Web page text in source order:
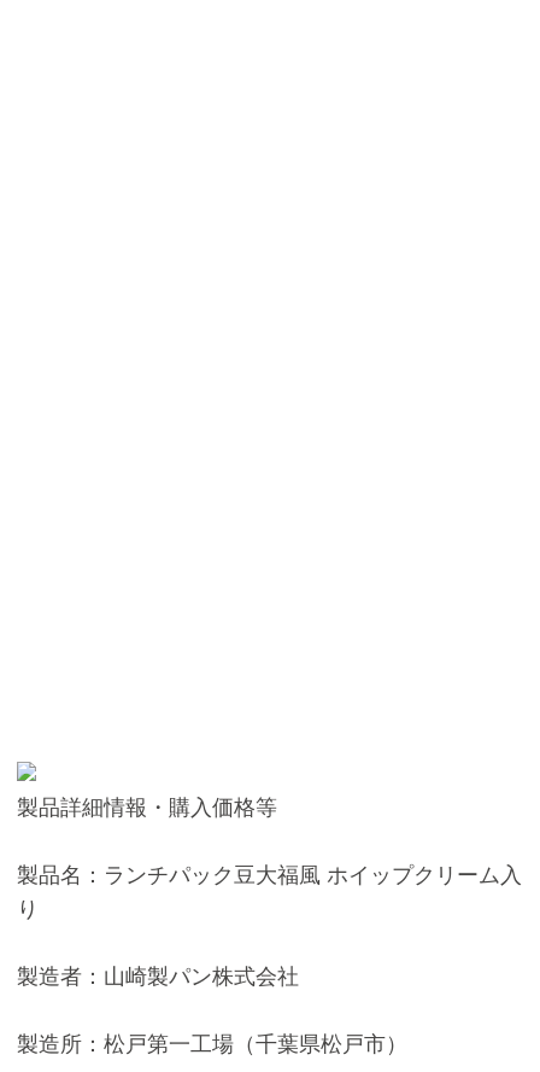
製品詳細情報・購入価格等
製品名：ランチパック豆大福風 ホイップクリーム入
り
製造者：山崎製パン株式会社
製造所：松戸第一工場（千葉県松戸市）